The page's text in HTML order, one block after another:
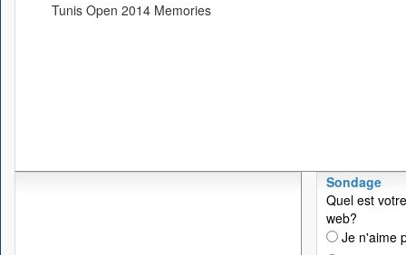
Tunis Open 2014 Memories
Sondage
Quel est
web?
Je n'aime